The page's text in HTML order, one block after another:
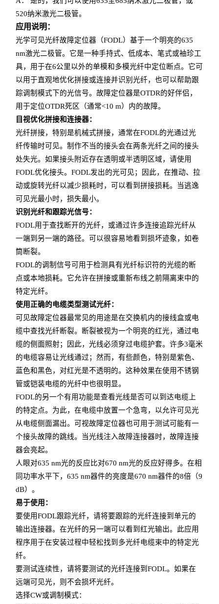
520纳米激光二极管。
应用说明：
光学可见光纤故障定位器（FODL）基于一个明亮的635
nm激光二极管。它是一种手持式、低成本、笔式或袖珍工
具，用于在6公里以外的单模和多模光纤中定位断点。它可
以用于直观地优化拼接或连接并识别光纤，也可以帮助跟
踪调制模式下的光信号。故障定位器是OTDR的好伴侣，
用于定位OTDR死区（通常<10 m）内的故障。
目视优化拼接和连接器：
光纤拼接，特别是机械式拼接，通常在FODL的光通过光
纤传输时可见。制作不当的接头会在两条光纤之间的接头
处失光。如果接头附近存在透明或半透明区域，请使用
FODL优化接头。FODL发出的光可见；因此，在推动、拉
动或旋转光纤以减少损耗时，可以看到拼接损耗。当逃逸
可见光最小时，损失最小。
识别光纤和跟踪光信号：
FODL用于查找断开的光纤，或通过许多连接追踪光纤从
一端到另一端的路径。可以很容易地看到损坏迹象，如卷
筒断裂。
FODL的调制信号可用于检测具有光纤标识符的光缆的断
点或本地损耗。它允许在拼接或重新布线之前隔离束中的
特定光纤。
使用正确的电缆类型测试光纤：
可见故障定位器最常见的用途是在交换机内的接线盒或电
缆中查找光纤断裂。断裂被视为一个明亮的红光，通过电
缆的侧面照射；因此，光线必须穿过电缆护套。许多3毫米
的电缆容易让光线通过；然而，有些颜色，特别是紫色、
蓝色和黑色，对红光是不透明的。这种效果在使用不锈钢
管或铠装电缆的光纤中也很明显。
FODL的另一个有用功能是查看光线是否可以到达电缆上
的特定点。为此，在电缆中放置一个急弯，以允许可见光
从电缆侧面漏出。可视故障定位器也可用于测试可能有一
个接头故障的跳线。当光线注入故障连接器时，故障连接
器会亮起。
人眼对635 nm光的反应比对670 nm光的反应好得多。在相
同功率水平下，635 nm器件的亮度是670 nm器件的8倍（9
dB）。
易于使用：
要使用FODL跟踪光纤，请将要跟踪的光纤连接到单元的
输出连接器。在光纤的另一端可以看到红光输出。此应用
程序用于在安装过程中轻松找到多光纤电缆束中的特定光
纤。
要测试连续性，请将要测试的光纤连接到FODL。如果在
远端可见光，则不会损坏光纤。
选择CW或调制模式：